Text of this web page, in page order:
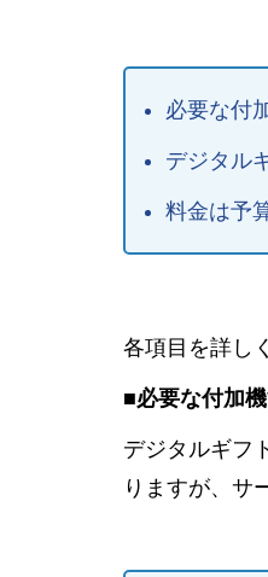
必要な付
デジタル
料金は予
各項目を詳し
■必要な付加
デジタルギフ
りますが、サ